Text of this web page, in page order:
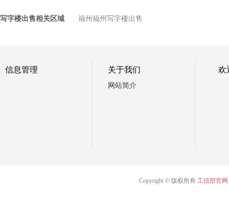
写字楼出售相关区域 福州福州写字楼出售
信息管理 关于我们
网站简介
欢
Copyright © 版权所有 工信部官网